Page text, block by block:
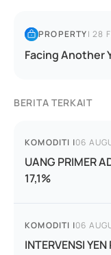
PROPERTY|28
Facing Another
BERITA TERKAIT
KOMODITI |06
UANG PRIMER
17,1%
KOMODITI |06
INTERVENSI